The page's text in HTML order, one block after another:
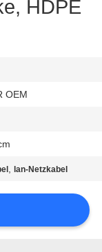
HDPE
OEM
, lan-Netzkabel